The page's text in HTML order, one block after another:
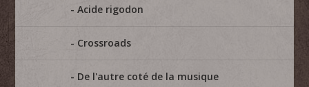
Acide rigodon
Crossroads
De l'autre coté de la musique